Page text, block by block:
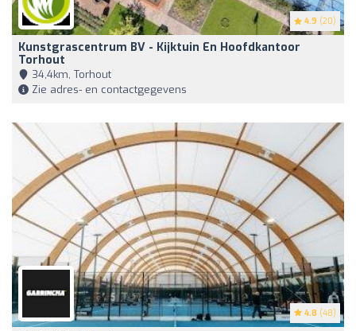
4.9 (20)
Kunstgrascentrum BV - Kijktuin En Hoofdkantoor
Torhout
34,4km, Torhout
Zie adres- en contactgegevens
4.8 (48)